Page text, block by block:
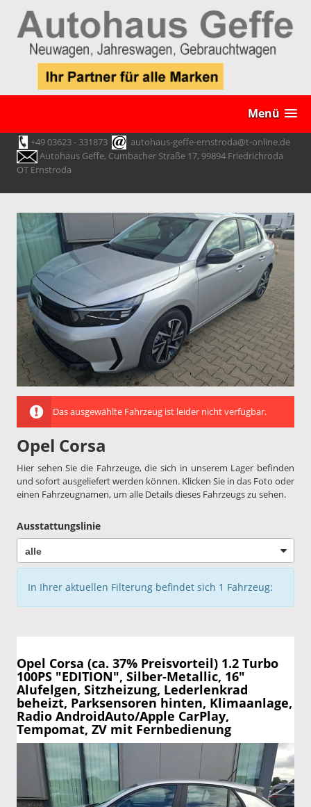
Menü
+49 03623 - 331873
autohaus-geffe-ernstroda@t-online.de
Autohaus Geffe, Cumbacher Straße 17, 99894 Friedrichroda
OT Ernstroda
Das ausgewählte Fahrzeug ist leider nicht verfügbar.
Opel Corsa
Hier sehen Sie die Fahrzeuge, die sich in unserem Lager befinden
und sofort ausgeliefert werden können. Klicken Sie in das Foto oder
einen Fahrzeugnamen, um alle Details dieses Fahrzeugs zu sehen.
Ausstattungslinie
In Ihrer aktuellen Filterung befindet sich 1 Fahrzeug:
Opel Corsa (ca. 37% Preisvorteil) 1.2 Turbo
100PS "EDITION", Silber-Metallic, 16"
Alufelgen, Sitzheizung, Lederlenkrad
beheizt, Parksensoren hinten, Klimaanlage,
Radio AndroidAuto/Apple CarPlay,
Tempomat, ZV mit Fernbedienung